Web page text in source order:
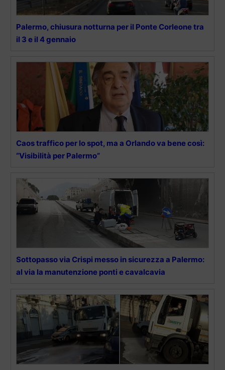
Palermo, chiusura notturna per il Ponte Corleone tra
il 3 e il 4 gennaio
Caos traffico per lo spot, ma a Orlando va bene così:
“Visibilità per Palermo”
Sottopasso via Crispi messo in sicurezza a Palermo:
al via la manutenzione ponti e cavalcavia